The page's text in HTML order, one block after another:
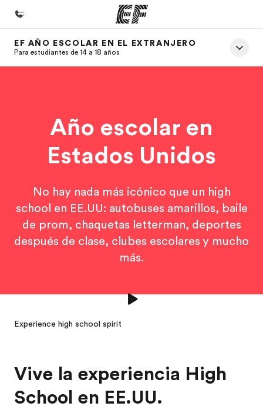
Inicio
Ver todo lo que hacemos
Encuentra una oficina
Sobre nosotros
Quiénes somos
Trabajos
Únete al equipo
EF AÑO ESCOLAR EN EL EXTRANJERO
Para estudiantes de 14 a 18 años
Año escolar en
Estados Unidos
No hay nada más icónico que un high
school en EE.UU: autobuses amarillos, baile
de prom, chaquetas letterman, deportes
después de clase, clubes escolares y mucho
más.
Experience high school spirit
Vive la experiencia High
School en EE.UU.